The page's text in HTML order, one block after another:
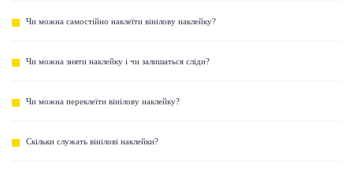
Чи можна самостійно наклеїти вінілову наклейку?
Чи можна зняти наклейку і чи залишаться сліди?
Чи можна переклеїти вінілову наклейку?
Скільки служать вінілові наклейки?